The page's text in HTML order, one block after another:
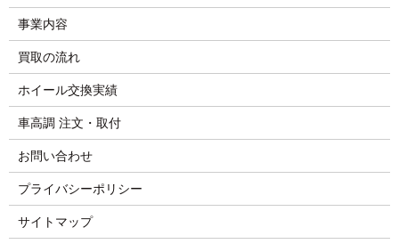
事業内容
買取の流れ
ホイール交換実績
車高調 注文・取付
お問い合わせ
プライバシーポリシー
サイトマップ